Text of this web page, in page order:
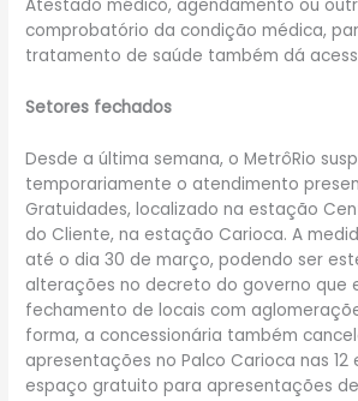
Atestado médico, agendamento ou
comprobatório da condição médica,
tratamento de saúde também dá
Setores fechados
Desde a última semana, o MetrôRio
temporariamente o atendimento
Gratuidades, localizado na estação
do Cliente, na estação Carioca. A
até o dia 30 de março, podendo ser
alterações no decreto do governo que
fechamento de locais com
forma, a concessionária também
apresentações no Palco Carioca nas
espaço gratuito para apresentações